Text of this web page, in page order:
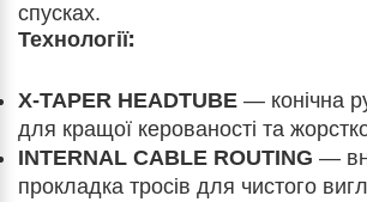
спусках.
Технології:
X-TAPER HEADTUBE — конічна
для кращої керованості та
INTERNAL CABLE ROUTING —
прокладка тросів для чистого